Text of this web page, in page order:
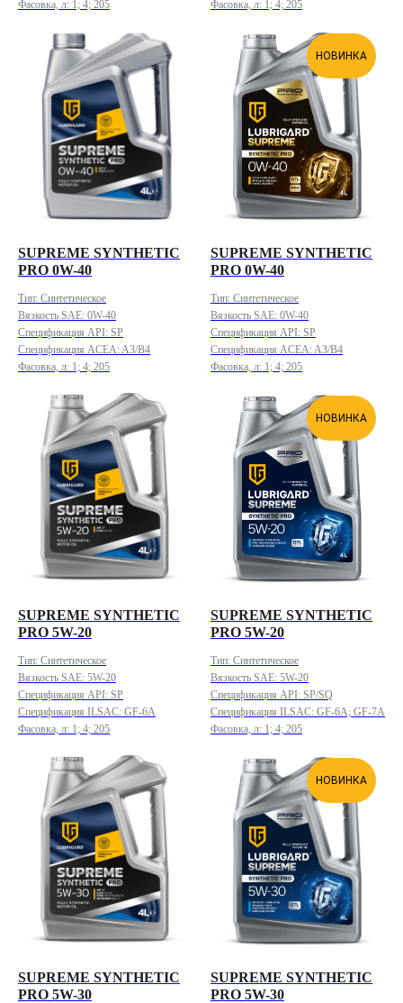
Фасовка, л: 1; 4; 205 Фасовка, л: 1; 4; 205
SUPREME SYNTHETIC
PRO 0W-40
Тип: Синтетическое
Вязкость SAE: 0W-40
Спецификация API: SP
Спецификация ACEA: A3/B4
Фасовка, л: 1; 4; 205
НОВИНКА
SUPREME SYNTHETIC
PRO 0W-40
Тип: Синтетическое
Вязкость SAE: 0W-40
Спецификация API: SP
Спецификация ACEA: A3/B4
Фасовка, л: 1; 4; 205
SUPREME SYNTHETIC
PRO 5W-20
Тип: Синтетическое
Вязкость SAE: 5W-20
Спецификация API: SP
Спецификация ILSAC: GF-6A
Фасовка, л: 1; 4; 205
НОВИНКА
SUPREME SYNTHETIC
PRO 5W-20
Тип: Синтетическое
Вязкость SAE: 5W-20
Спецификация API: SP/SQ
Спецификация ILSAC: GF-6A; GF-7A
Фасовка, л: 1; 4; 205
SUPREME SYNTHETIC
PRO 5W-30
НОВИНКА
SUPREME SYNTHETIC
PRO 5W-30